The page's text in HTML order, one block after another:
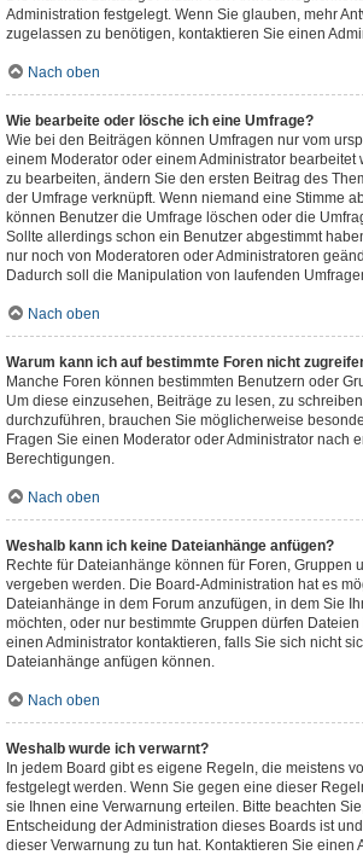
Administration festgelegt. Wenn Sie glauben, mehr
zugelassen zu benötigen, kontaktieren Sie einen
Nach oben
Wie bearbeite oder lösche ich eine Umfrage?
Wie bei den Beiträgen können Umfragen nur vom
einem Moderator oder einem Administrator bearbeitet
zu bearbeiten, ändern Sie den ersten Beitrag des
der Umfrage verknüpft. Wenn niemand eine Stimme
können Benutzer die Umfrage löschen oder die
Sollte allerdings schon ein Benutzer abgestimmt
nur noch von Moderatoren oder Administratoren
Dadurch soll die Manipulation von laufenden
Nach oben
Warum kann ich auf bestimmte Foren nicht
Manche Foren können bestimmten Benutzern oder
Um diese einzusehen, Beiträge zu lesen, zu
durchzuführen, brauchen Sie möglicherweise
Fragen Sie einen Moderator oder Administrator nach
Berechtigungen.
Nach oben
Weshalb kann ich keine Dateianhänge anfügen?
Rechte für Dateianhänge können für Foren, Gruppen
vergeben werden. Die Board-Administration hat es
Dateianhänge in dem Forum anzufügen, in dem Sie
möchten, oder nur bestimmte Gruppen dürfen
einen Administrator kontaktieren, falls Sie sich nicht
Dateianhänge anfügen können.
Nach oben
Weshalb wurde ich verwarnt?
In jedem Board gibt es eigene Regeln, die meistens
festgelegt werden. Wenn Sie gegen eine dieser
sie Ihnen eine Verwarnung erteilen. Bitte beachten
Entscheidung der Administration dieses Boards ist
dieser Verwarnung zu tun hat. Kontaktieren Sie einen